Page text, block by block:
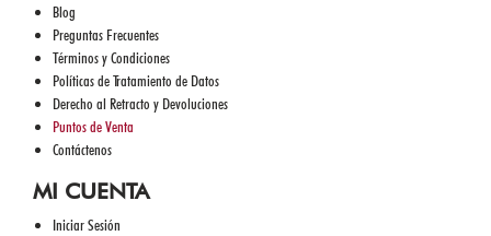
Blog
Preguntas Frecuentes
Términos y Condiciones
Políticas de Tratamiento de Datos
Derecho al Retracto y Devoluciones
Puntos de Venta
Contáctenos
MI CUENTA
Iniciar Sesión